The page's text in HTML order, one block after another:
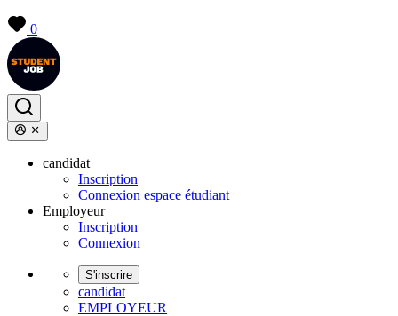
0
candidat
Inscription
Connexion espace étudiant
Employeur
Inscription
Connexion
S'inscrire
candidat
EMPLOYEUR